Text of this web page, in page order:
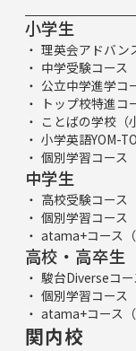
小学生
理英会アドバン
中学受験コース
公立中学進学コ
トップ校特進コ
ことばの学校（
小学英語YOM-
個別学習コース
中学生
高校受験コース
個別学習コース
atama+コース（
高校・高卒生
駿台Diverseコー
個別学習コース
atama+コース（
関内校